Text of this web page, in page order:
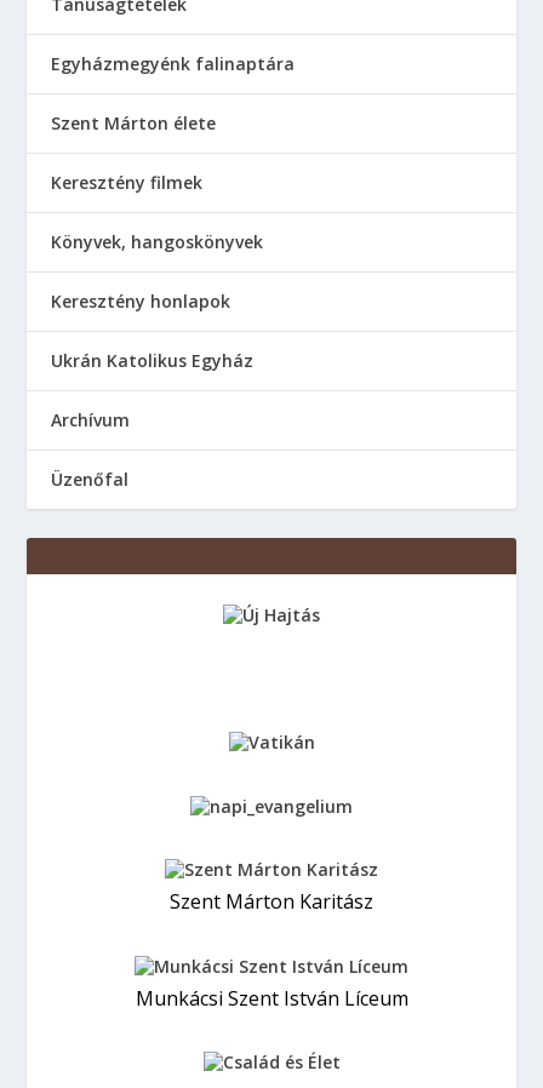
Egyházmegyénk falinaptára
Szent Márton élete
Keresztény filmek
Könyvek, hangoskönyvek
Keresztény honlapok
Ukrán Katolikus Egyház
Аrchívum
Üzenőfal
Szent Márton Karitász
Munkácsi Szent István Líceum